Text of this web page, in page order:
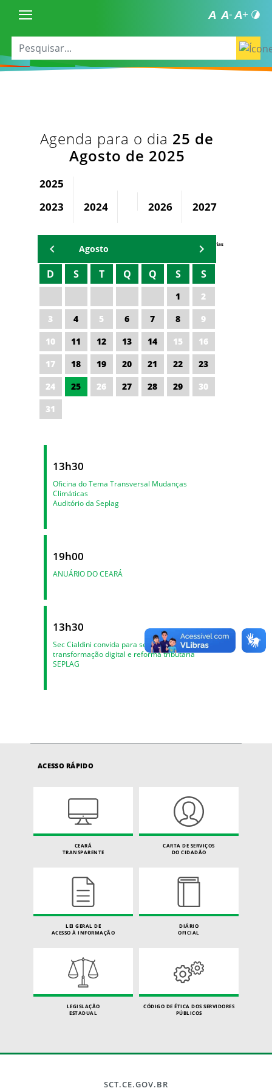
Agenda para o dia 25 de
Agosto de 2025
2025
2023
2024 2026 2027
Agenda Secretárias
Agosto
D S T Q Q S S
1
2
3
4 5 6 7 8
9
10
11 12 13 14 15
16
17
18 19 20 21 22
23
24
25 26 27 28 29
30
31
13h30
Oficina do Tema Transversal Mudanças
Climáticas
Auditório da Seplag
19h00
ANUÁRIO DO CEARÁ
13h30
Sec Cialdini convida para seminário sobre
transformação digital e reforma tributária
SEPLAG
ACESSO RÁPIDO
CEARÁ
TRANSPARENTE
CARTA DE SERVIÇOS
DO CIDADÃO
LEI GERAL DE
ACESSO À INFORMAÇÃO
DIÁRIO
OFICIAL
LEGISLAÇÃO
ESTADUAL
CÓDIGO DE ÉTICA DOS SERVIDORES
PÚBLICOS
SCT.CE.GOV.BR